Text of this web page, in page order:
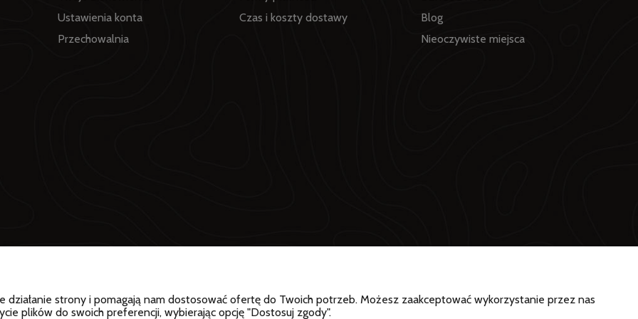
Ustawienia konta
Przechowalnia
Czas i koszty dostawy
Blog
Nieoczywiste miejsca
strony i pomagają nam dostosować ofertę do Twoich potrzeb. Możesz zaakceptować wykorzystanie przez nas
plików do swoich preferencji, wybierając opcję "Dostosuj zgody".